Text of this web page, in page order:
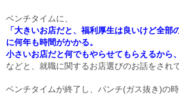
ベンチタイムに、
「大きいお店だと、福利厚生は良いけど全部
に何年も時間がかかる。
小さいお店だと何でもやらせてもらえるから
などと、就職に関するお店選びのお話をされ
ベンチタイムが終了し、パンチ(ガス抜き)の時